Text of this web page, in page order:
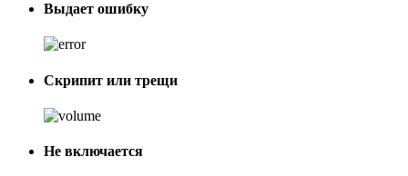
Выдает ошибку
Скрипит или трещи
Не включается